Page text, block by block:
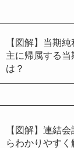
【図解】当期
主に帰属する
は？
【図解】連結
らわかりやすく